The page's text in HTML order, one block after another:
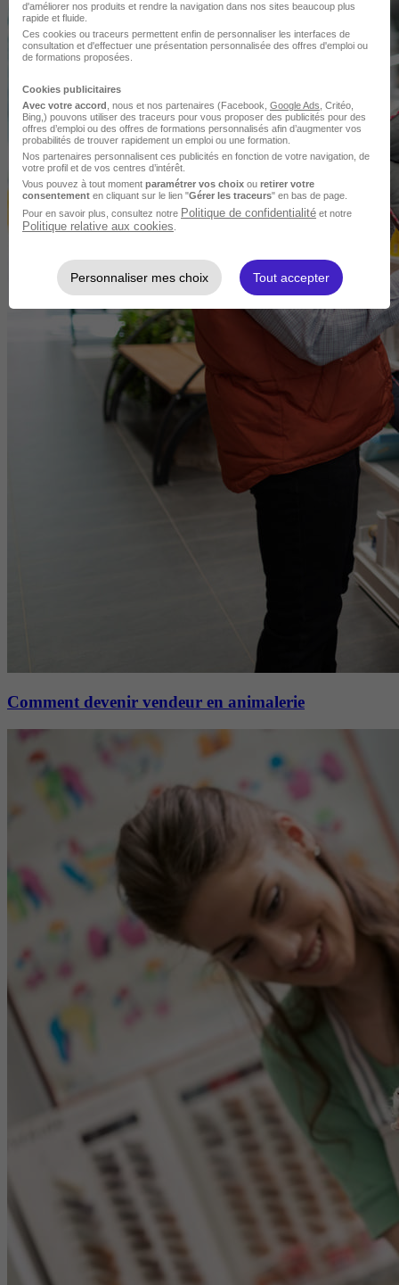
Comment devenir vendeur en animalerie
d'améliorer nos produits et rendre la navigation dans nos sites beaucoup plus
rapide et fluide.
Ces cookies ou traceurs permettent enfin de personnaliser les interfaces de
consultation et d'effectuer une présentation personnalisée des offres d'emploi ou
de formations proposées.
Cookies publicitaires
Avec votre accord , nous et nos partenaires (Facebook, Google Ads , Critéo,
Bing,) pouvons utiliser des traceurs pour vous proposer des publicités pour des
offres d’emploi ou des offres de formations personnalisés afin d’augmenter vos
probabilités de trouver rapidement un emploi ou une formation.
Nos partenaires personnalisent ces publicités en fonction de votre navigation, de
votre profil et de vos centres d’intérêt.
Vous pouvez à tout moment paramétrer vos choix ou retirer votre
consentement en cliquant sur le lien "Gérer les traceurs" en bas de page.
Pour en savoir plus, consultez notre Politique de confidentialité et notre
Politique relative aux cookies
Personnaliser mes choix Tout accepter